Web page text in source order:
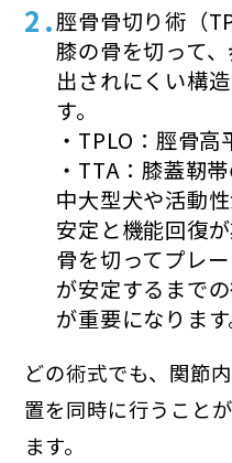
脛骨骨切り術（
膝の骨を切って
出されにくい構
す。
・TPLO：脛骨
・TTA：膝蓋靭
中大型犬や活動
安定と機能回復
骨を切ってプレ
が安定するまで
が重要になります
どの術式でも、関節
置を同時に行うこと
ます。